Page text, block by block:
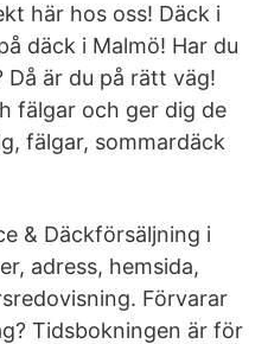
här hos oss! Däck i
däck i Malmö! Har du
är du på rätt väg!
fälgar och ger dig de
fälgar, sommardäck
& Däckförsäljning i
adress, hemsida,
Förvarar
Tidsbokningen är för